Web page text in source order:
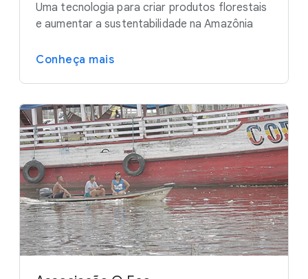
Uma tecnologia para criar produtos florestais
e aumentar a sustentabilidade na Amazônia
Conheça mais